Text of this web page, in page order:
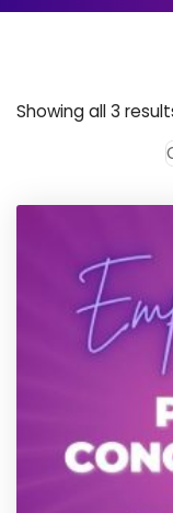
Showing all 3